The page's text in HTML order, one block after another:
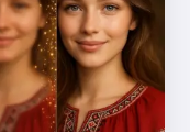
Gedichte
🥰